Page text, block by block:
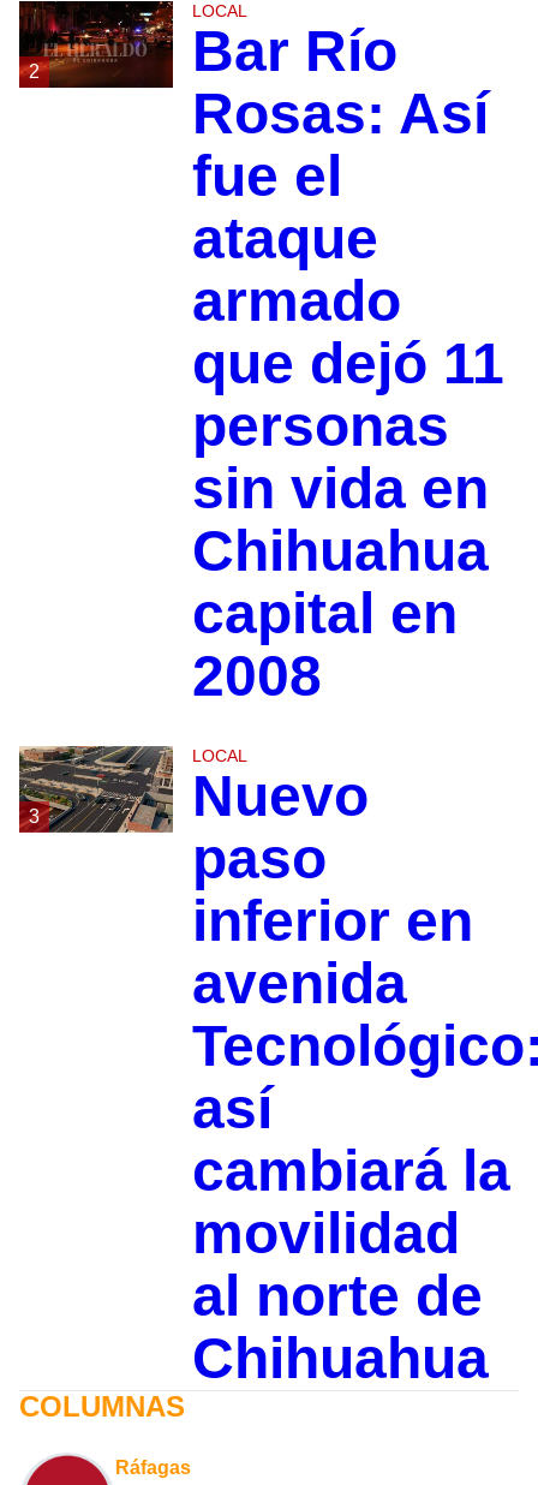
2
LOCAL
Bar Río
Rosas: Así
fue el
ataque
armado
que dejó 11
personas
sin vida en
Chihuahua
capital en
2008
3
LOCAL
Nuevo
paso
inferior en
avenida
así
cambiará la
movilidad
al norte de
Chihuahua
COLUMNAS
Ráfagas